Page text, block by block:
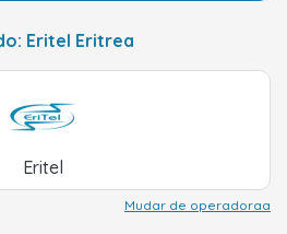
Eritel Eritrea
Eritel
Mudar de operadoraa